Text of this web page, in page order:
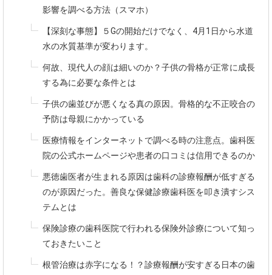
影響を調べる方法（スマホ）
【深刻な事態】５Gの開始だけでなく、4月1日から水道
水の水質基準が変わります。
何故、現代人の顔は細いのか？子供の骨格が正常に成長
する為に必要な条件とは
子供の歯並びが悪くなる真の原因。骨格的な不正咬合の
予防は母親にかかっている
医療情報をインターネットで調べる時の注意点。歯科医
院の公式ホームページや患者の口コミは信用できるのか
悪徳歯医者が生まれる原因は歯科の診療報酬が低すぎる
のが原因だった。善良な保健診療歯科医を叩き潰すシス
テムとは
保険診療の歯科医院で行われる保険外診療について知っ
ておきたいこと
根管治療は赤字になる！？診療報酬が安すぎる日本の歯